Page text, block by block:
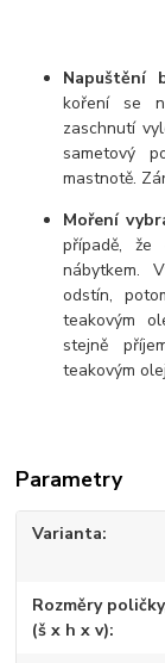
Napuštění
koření se
zaschnutí
sametový
mastnotě.
Moření
případě,
nábytkem.
odstín,
teakovým
stejně
teakovým
Parametry
Varianta
Rozměry
(š x h x v)